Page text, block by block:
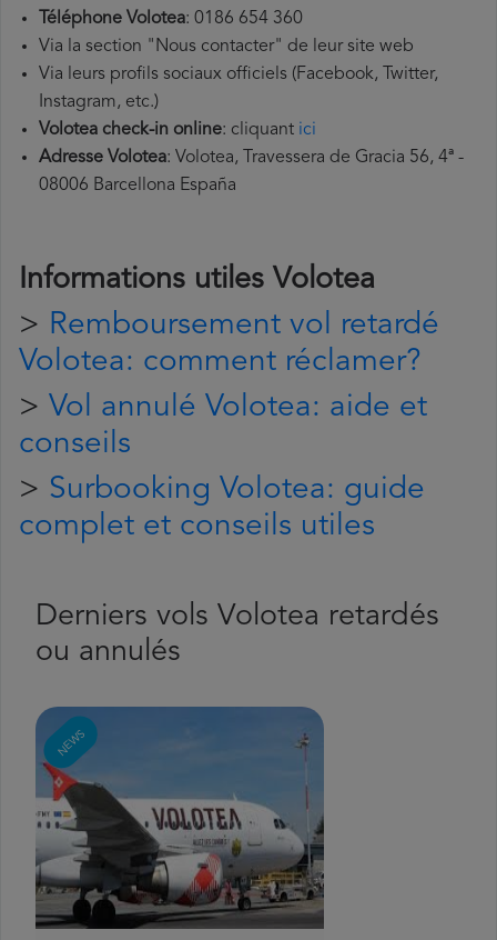
Téléphone Volotea: 0186 654 360
Via la section "Nous contacter" de leur site web
Via leurs profils sociaux officiels (Facebook, Twitter,
Instagram, etc.)
Volotea check-in online: cliquant ici
Adresse Volotea: Volotea, Travessera de Gracia 56, 4ª -
08006 Barcellona España
Informations utiles Volotea
> Remboursement vol retardé
Volotea: comment réclamer?
> Vol annulé Volotea: aide et
conseils
> Surbooking Volotea: guide
complet et conseils utiles
Derniers vols Volotea retardés
ou annulés
NEWS